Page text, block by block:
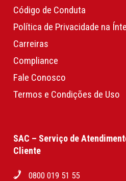
Código de Conduta
Política de Privacidade na
Carreiras
Compliance
Fale Conosco
Termos e Condições de Uso
SAC – Serviço de
Cliente
0800 019 51 55